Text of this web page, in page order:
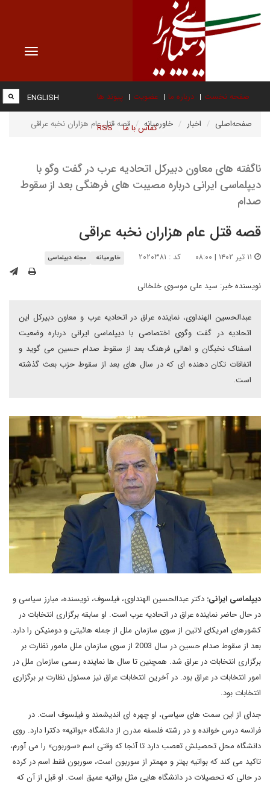
Toggle
صفحه نخست درباره ما عضویت پیوند ها
تماس با ما RSS
ENGLISH
صفحه‌اصلی اخبار خاورمیانه قصه قتل عام هزاران نخبه عراقی
ناگفته های معاون دبیرکل اتحادیه عرب در گفت وگو با
دیپلماسی ایرانی درباره مصیبت های فرهنگی بعد از سقوط
صدام
قصه قتل عام هزاران نخبه عراقی
کد : ۲۰۲۰۳۸۱ خاورمیانه مجله دیپلماسی
نویسنده خبر: سید علی موسوی خلخالی
عبدالحسین الهنداوی، نماینده عراق در اتحادیه عرب و معاون دبیرکل این
اتحادیه در گفت وگوی اختصاصی با دیپلماسی ایرانی درباره وضعیت
اسفناک نخبگان و اهالی فرهنگ بعد از سقوط صدام حسین می گوید و
اتفاقات تکان دهنده ای که در سال های بعد از سقوط حزب بعث گذشته
است.
دیپلماسی ایرانی: دکتر عبدالحسین الهنداوی، فیلسوف، نویسنده، مبارز سیاسی و
در حال حاضر نماینده عراق در اتحادیه عرب است. او سابقه برگزاری انتخابات در
کشورهای امریکای لاتین از سوی سازمان ملل از جمله هائیتی و دومنیکن را دارد.
بعد از سقوط صدام حسین در سال 2003 از سوی سازمان ملل مامور نظارت بر
برگزاری انتخابات در عراق شد. همچنین تا سال ها نماینده رسمی سازمان ملل در
امور انتخابات در عراق بود. در آخرین انتخابات عراق نیز مسئول نظارت بر برگزاری
انتخابات بود.
جدای از این سمت های سیاسی، او چهره ای اندیشمند و فیلسوف است. در
فرانسه درس خوانده و در رشته فلسفه مدرن از دانشگاه «بواتیه» دکترا دارد. روی
دانشگاه محل تحصیلش تعصب دارد تا آنجا که وقتی اسم «سوربون» را می آورم،
تاکید می کند که بواتیه بهتر و مهمتر از سوربون است، سوربون فقط اسم در کرده
در حالی که تحصیلات در دانشگاه هایی مثل بواتیه عمیق است. او قبل از آن که